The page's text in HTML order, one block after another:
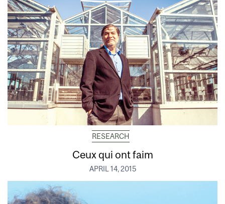
RESEARCH
Ceux qui ont faim
APRIL 14, 2015